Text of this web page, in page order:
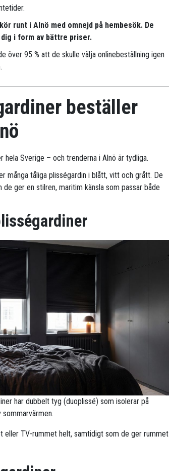
runt i Alnö med omnejd på hembesök. De
i form av bättre priser.
över 95 % att de skulle välja onlinebeställning igen
beställer
hela Sverige – och trenderna i Alnö är tydliga.
många tåliga plisségardin i blått, vitt och grått. De
ger en stilren, maritim känsla som passar både
har dubbelt tyg (duoplissé) som isolerar på
eller TV-rummet helt, samtidigt som de ger rummet